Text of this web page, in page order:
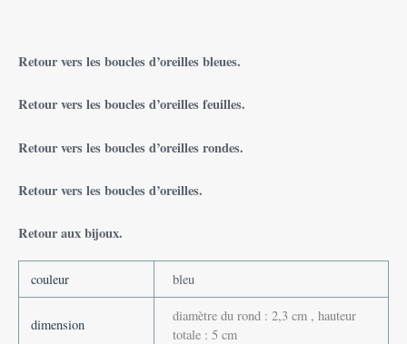
Retour vers les boucles d’oreilles bleues.
Retour vers les boucles d’oreilles feuilles.
Retour vers les boucles d’oreilles rondes.
Retour vers les boucles d’oreilles.
Retour aux bijoux.
couleur bleu
dimension
diamètre du rond : 2,3 cm , hauteur
totale : 5 cm